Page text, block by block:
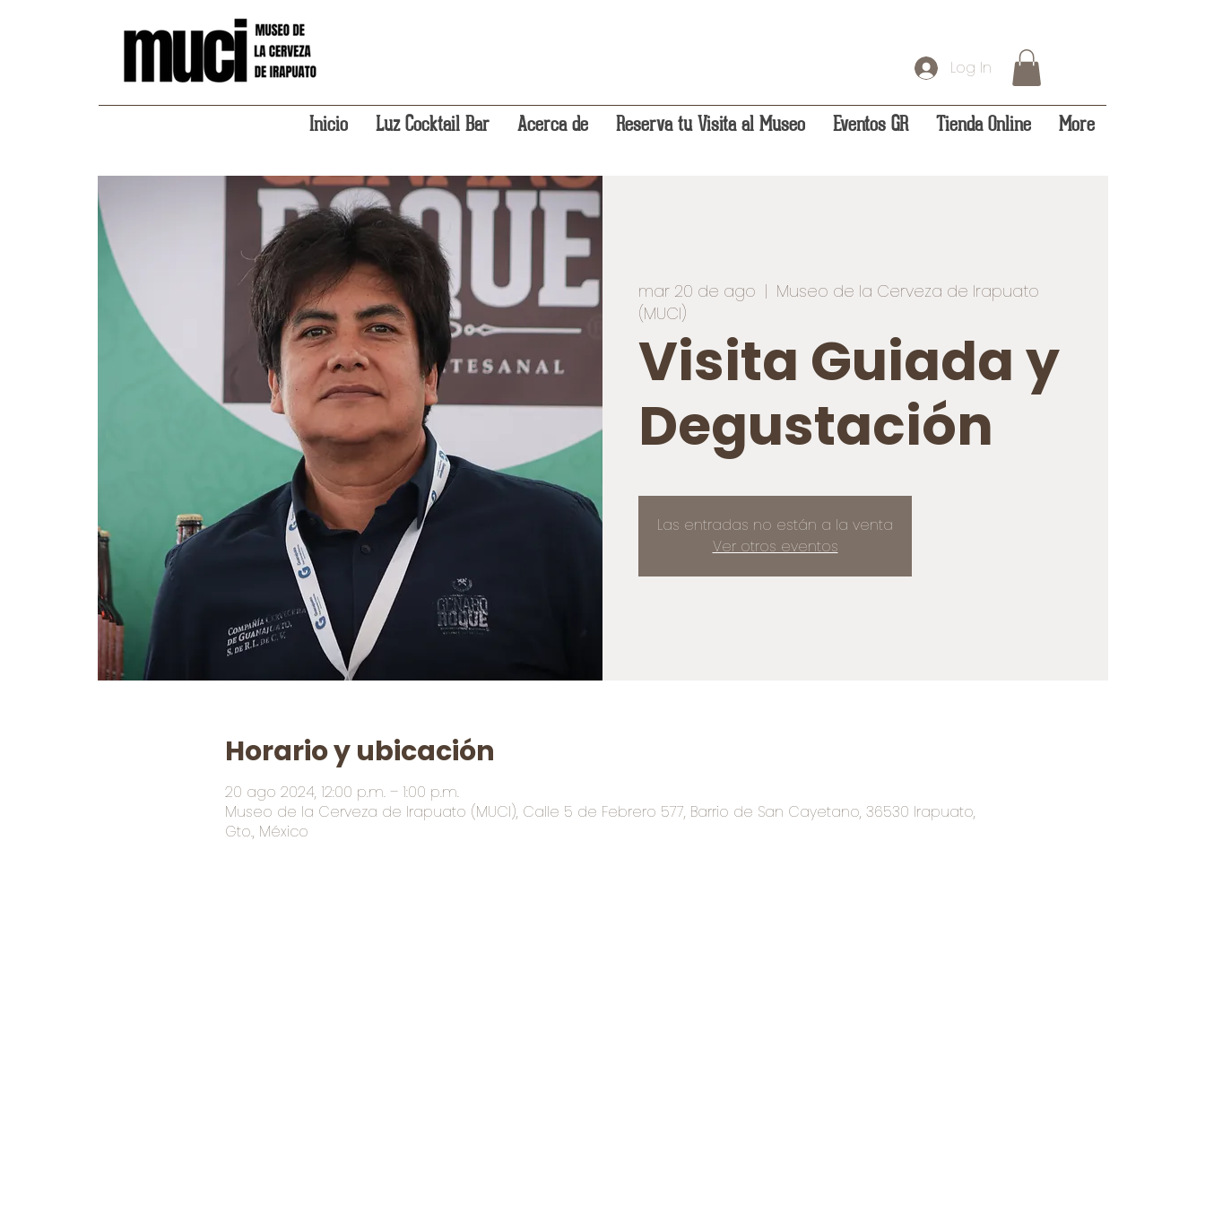
Log In
Inicio Luz Cocktail Bar Acerca de Reserva tu Visita al Museo Eventos GR Tienda Online More
mar 20 de ago
  |
Museo de la Cerveza de Irapuato
(MUCI)
Visita Guiada y
Degustación
Las entradas no están a la venta
Ver otros eventos
Horario y ubicación
20 ago 2024, 12:00 p.m. – 1:00 p.m.
Museo de la Cerveza de Irapuato (MUCI), Calle 5 de Febrero 577, Barrio de San Cayetano, 36530 Irapuato,
Gto., México